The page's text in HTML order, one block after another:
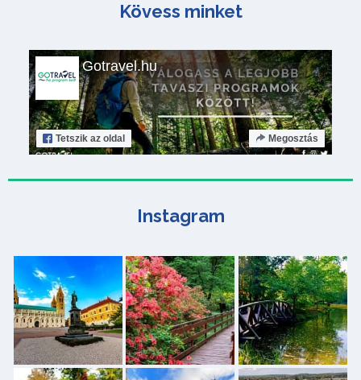
Kövess minket
Gotravel.hu
Tetszik az oldal Megosztás
Instagram